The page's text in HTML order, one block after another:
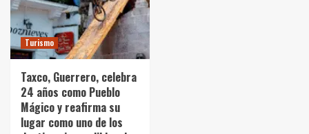
Turismo
Taxco, Guerrero, celebra
24 años como Pueblo
Mágico y reafirma su
lugar como uno de los